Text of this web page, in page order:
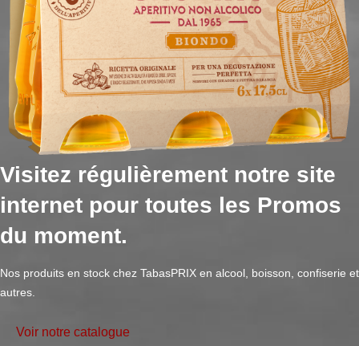
Visitez régulièrement notre site
internet pour toutes les Promos
du moment.
Nos produits en stock chez TabasPRIX en alcool, boisson, confiserie et
autres.
Voir notre catalogue